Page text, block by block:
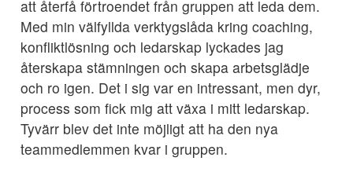
att återfå förtroendet från gruppen att leda dem.
Med min välfyllda verktygslåda kring coaching,
konfliktlösning och ledarskap lyckades jag
återskapa stämningen och skapa arbetsglädje
och ro igen. Det i sig var en intressant, men dyr,
process som fick mig att växa i mitt ledarskap.
Tyvärr blev det inte möjligt att ha den nya
teammedlemmen kvar i gruppen.